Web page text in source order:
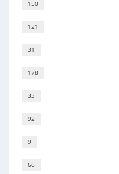
150
121
31
178
33
92
9
66